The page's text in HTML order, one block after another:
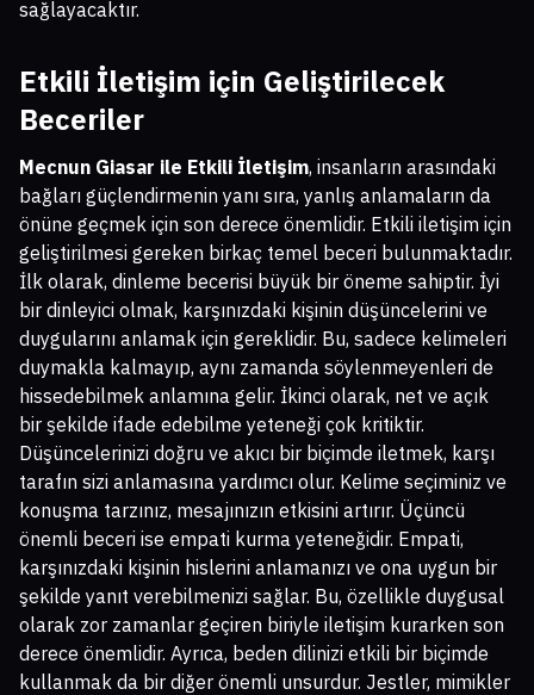
sağlayacaktır.
Etkili İletişim için Geliştirilecek
Beceriler
Mecnun Giasar ile Etkili İletişim, insanların arasındaki
bağları güçlendirmenin yanı sıra, yanlış anlamaların da
önüne geçmek için son derece önemlidir. Etkili iletişim için
geliştirilmesi gereken birkaç temel beceri bulunmaktadır.
İlk olarak, dinleme becerisi büyük bir öneme sahiptir. İyi
bir dinleyici olmak, karşınızdaki kişinin düşüncelerini ve
duygularını anlamak için gereklidir. Bu, sadece kelimeleri
duymakla kalmayıp, aynı zamanda söylenmeyenleri de
hissedebilmek anlamına gelir. İkinci olarak, net ve açık
bir şekilde ifade edebilme yeteneği çok kritiktir.
Düşüncelerinizi doğru ve akıcı bir biçimde iletmek, karşı
tarafın sizi anlamasına yardımcı olur. Kelime seçiminiz ve
konuşma tarzınız, mesajınızın etkisini artırır. Üçüncü
önemli beceri ise empati kurma yeteneğidir. Empati,
karşınızdaki kişinin hislerini anlamanızı ve ona uygun bir
şekilde yanıt verebilmenizi sağlar. Bu, özellikle duygusal
olarak zor zamanlar geçiren biriyle iletişim kurarken son
derece önemlidir. Ayrıca, beden dilinizi etkili bir biçimde
kullanmak da bir diğer önemli unsurdur. Jestler, mimikler